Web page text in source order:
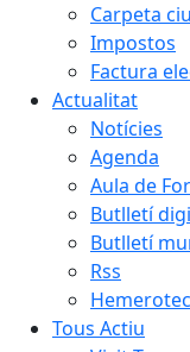
Carpeta
Impostos
Factura
Actualitat
Notícies
Agenda
Aula de
Butlletí
Butlletí
Rss
Tous Actiu